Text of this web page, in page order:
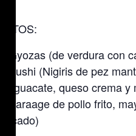
PLATOS:
Gyozas (de verdura con
Sushi (Nigiris de pez
de aguacate, queso crema
Karaage de pollo frito,
mercado)